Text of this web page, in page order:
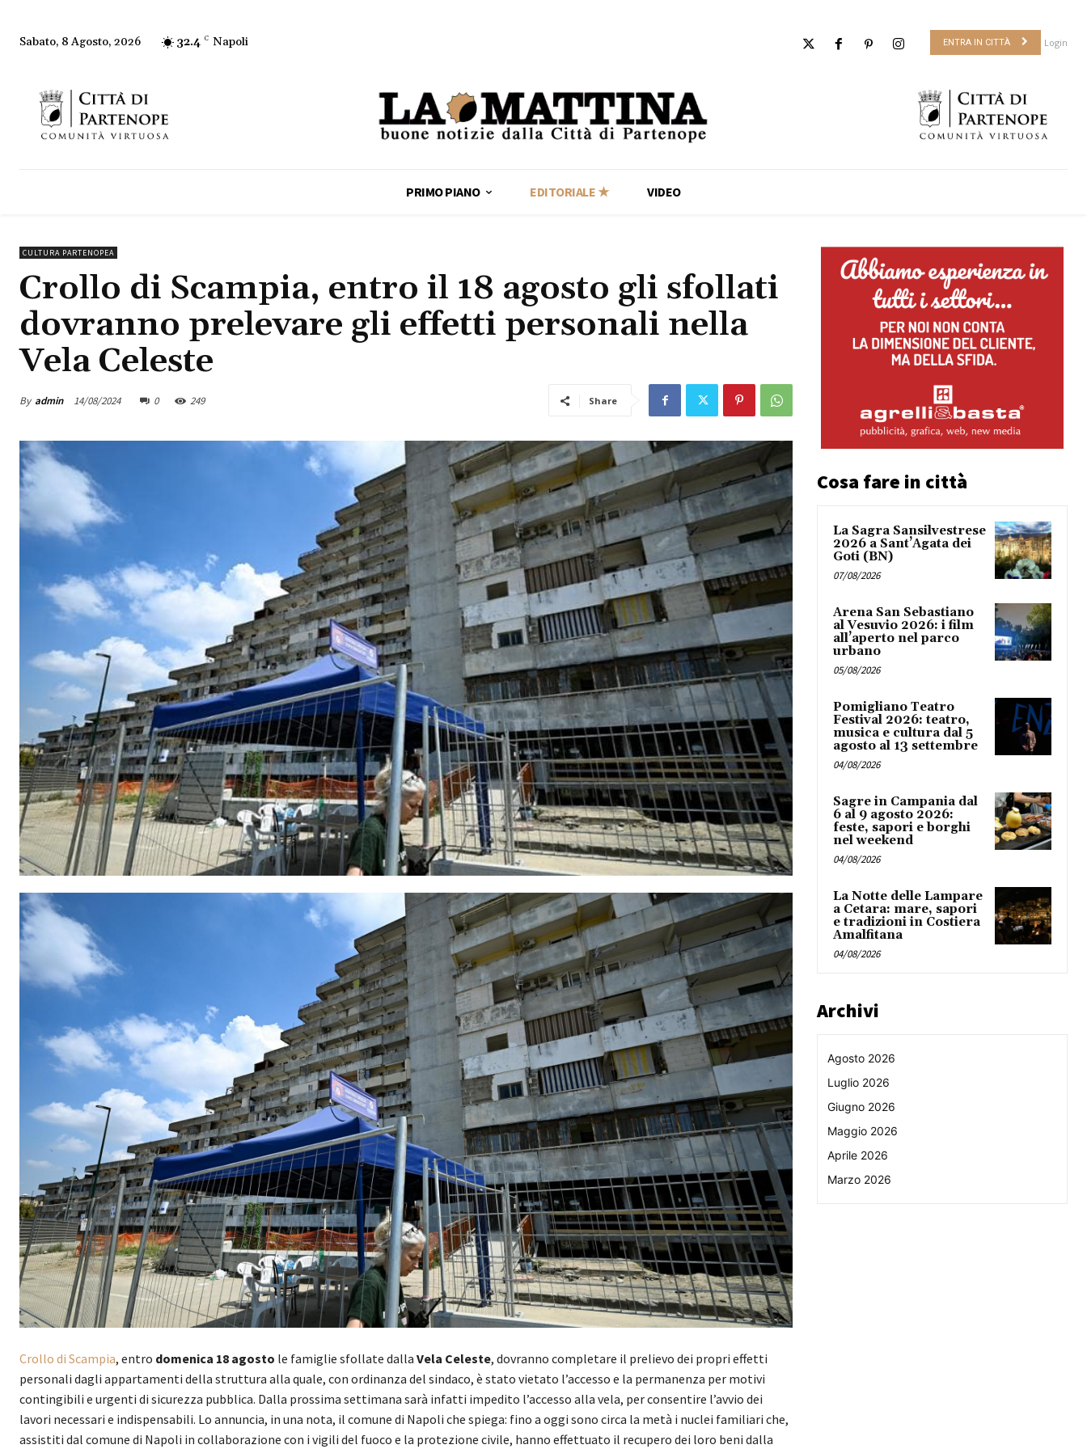
Sabato, 8 Agosto, 2026 32.4 C Napoli ENTRA IN CITTÀ Login
PRIMO PIANO EDITORIALE ★ VIDEO
CULTURA PARTENOPEA
Crollo di Scampia, entro il 18 agosto gli sfollati
dovranno prelevare gli effetti personali nella
Vela Celeste
By admin 14/08/2024 0 249 Share
Crollo di Scampia, entro domenica 18 agosto le famiglie sfollate dalla Vela Celeste, dovranno completare il prelievo dei propri effetti
personali dagli appartamenti della struttura alla quale, con ordinanza del sindaco, è stato vietato l’accesso e la permanenza per motivi
contingibili e urgenti di sicurezza pubblica. Dalla prossima settimana sarà infatti impedito l’accesso alla vela, per consentire l’avvio dei
lavori necessari e indispensabili. Lo annuncia, in una nota, il comune di Napoli che spiega: fino a oggi sono circa la metà i nuclei familiari che,
assistiti dal comune di Napoli in collaborazione con i vigili del fuoco e la protezione civile, hanno effettuato il recupero dei loro beni dalla
Cosa fare in città
La Sagra Sansilvestrese
2026 a Sant’Agata dei
Goti (BN)
07/08/2026
Arena San Sebastiano
al Vesuvio 2026: i film
all’aperto nel parco
urbano
05/08/2026
Pomigliano Teatro
Festival 2026: teatro,
musica e cultura dal 5
agosto al 13 settembre
04/08/2026
Sagre in Campania dal
6 al 9 agosto 2026:
feste, sapori e borghi
nel weekend
04/08/2026
La Notte delle Lampare
a Cetara: mare, sapori
e tradizioni in Costiera
Amalfitana
04/08/2026
Archivi
Agosto 2026
Luglio 2026
Giugno 2026
Maggio 2026
Aprile 2026
Marzo 2026